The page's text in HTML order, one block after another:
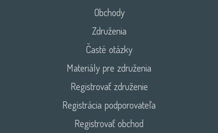
Obchody
Združenia
Časté otázky
Materiály pre združenia
Registrovať združenie
Registrácia podporovateľa
Registrovať obchod